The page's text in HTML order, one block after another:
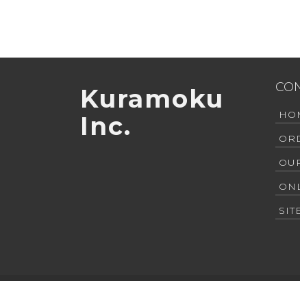
Kuramoku
Inc.